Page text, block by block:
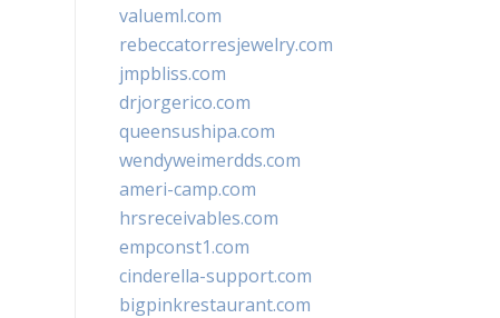
valueml.com
rebeccatorresjewelry.com
jmpbliss.com
drjorgerico.com
queensushipa.com
wendyweimerdds.com
ameri-camp.com
hrsreceivables.com
empconst1.com
cinderella-support.com
bigpinkrestaurant.com